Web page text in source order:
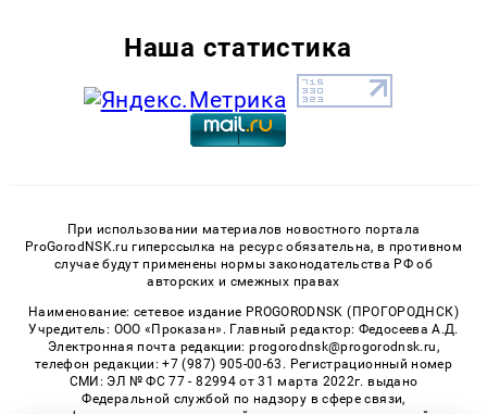
Наша статистика
При использовании материалов новостного портала
ProGorodNSK.ru гиперссылка на ресурс обязательна, в противном
случае будут применены нормы законодательства РФ об
авторских и смежных правах
Наименование: сетевое издание PROGORODNSK (ПРОГОРОДНСК)
Учредитель: ООО «Проказан». Главный редактор: Федосеева А.Д.
Электронная почта редакции: progorodnsk@progorodnsk.ru,
телефон редакции: +7 (987) 905-00-63. Регистрационный номер
СМИ: ЭЛ № ФС 77 - 82994 от 31 марта 2022г. выдано
Федеральной службой по надзору в сфере связи,